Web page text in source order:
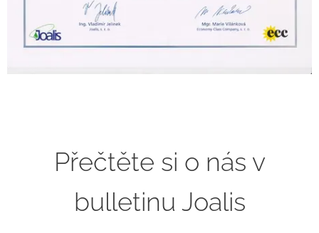
Přečtěte si o nás v
bulletinu Joalis